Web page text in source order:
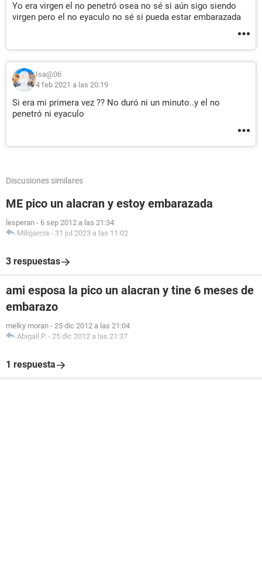
Yo era virgen el no penetró osea no sé si aún sigo siendo
virgen pero el no eyaculo no sé si pueda estar embarazada
Isa@06
4 feb 2021 a las 20:19
Si era mi primera vez ?? No duró ni un minuto..y el no
penetró ni eyaculo
Discusiones similares
ME pico un alacran y estoy embarazada
lesperan - 6 sep 2012 a las 21:34
Miligarcia - 31 jul 2023 a las 11:02
3 respuestas
ami esposa la pico un alacran y tine 6 meses de
embarazo
melky moran - 25 dic 2012 a las 21:04
Abigail P. - 25 dic 2012 a las 21:37
1 respuesta